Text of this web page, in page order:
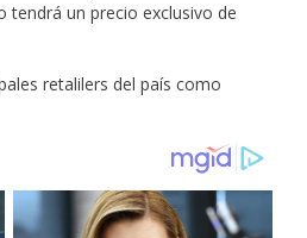
tendrá un precio exclusivo de
retalilers del país como